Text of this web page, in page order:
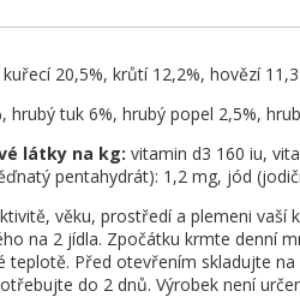
20,5%, krůtí 12,2%, hovězí
hrubý tuk 6%, hrubý popel 2,5%,
látky na kg: vitamin d3 160 iu,
pentahydrát): 1,2 mg, jód
věku, prostředí a plemeni
na 2 jídla. Zpočátku krmte denní
Před otevřením skladujte
do 2 dnů. Výrobek není